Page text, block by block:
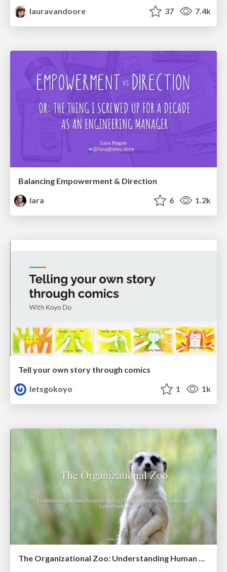
lauravandoore
37 7.4k
Balancing Empowerment & Direction
lara
6 1.2k
Tell your own story through comics
letsgokoyo
1 1k
The Organizational Zoo: Understanding Human Behavior Agility Through Metaphoric Constructive Conversations (based on the works of Arthur Shelley, Ph.D)